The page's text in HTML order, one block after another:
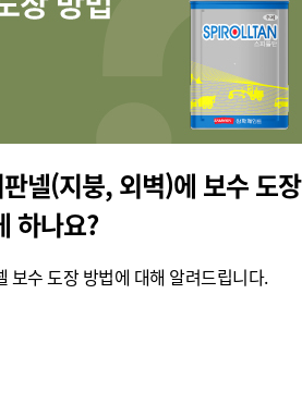
넬(지붕, 외벽)에 보수 도장
하나요?
보수 도장 방법에 대해 알려드립니다.